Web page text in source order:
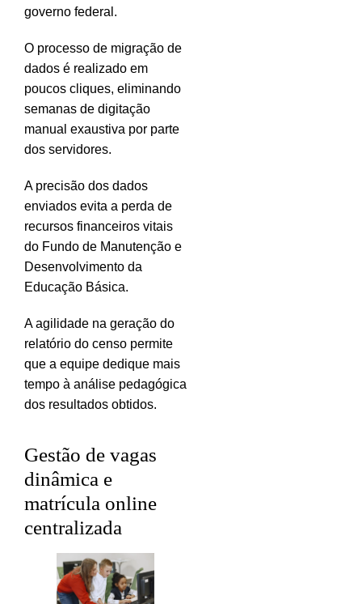
governo federal.
O processo de migração de
dados é realizado em
poucos cliques, eliminando
semanas de digitação
manual exaustiva por parte
dos servidores.
A precisão dos dados
enviados evita a perda de
recursos financeiros vitais
do Fundo de Manutenção e
Desenvolvimento da
Educação Básica.
A agilidade na geração do
relatório do censo permite
que a equipe dedique mais
tempo à análise pedagógica
dos resultados obtidos.
Gestão de vagas
dinâmica e
matrícula online
centralizada